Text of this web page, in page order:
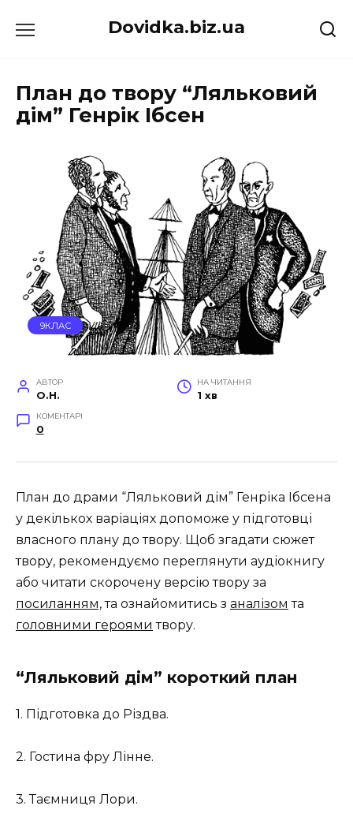
до
Dovidka.biz.ua
План до твору “Ляльковий
дім” Генрік Ібсен
9КЛАС
АВТОР
O.H.
НА ЧИТАННЯ
1 хв
КОМЕНТАРІ
0
План до драми “Ляльковий дім” Генріка Ібсена
у декількох варіаціях допоможе у підготовці
власного плану до твору. Щоб згадати сюжет
твору, рекомендуємо переглянути аудіокнигу
або читати скорочену версію твору за
посиланням,та ознайомитись з аналізом та
головними героями твору.
“Ляльковий дім” короткий план
1. Підготовка до Різдва.
2. Гостина фру Лінне.
3. Таємниця Лори.